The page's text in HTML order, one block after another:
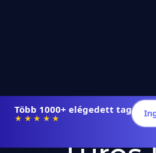
Több 1000+ elégedett tag
★★★★★
Diéta és